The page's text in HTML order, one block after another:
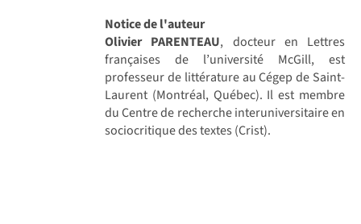
Notice de l'auteur
Olivier PARENTEAU, docteur en Lettres
françaises de l’université McGill, est
professeur de littérature au Cégep de Saint-
Laurent (Montréal, Québec). Il est membre
du Centre de recherche interuniversitaire en
sociocritique des textes (Crist).